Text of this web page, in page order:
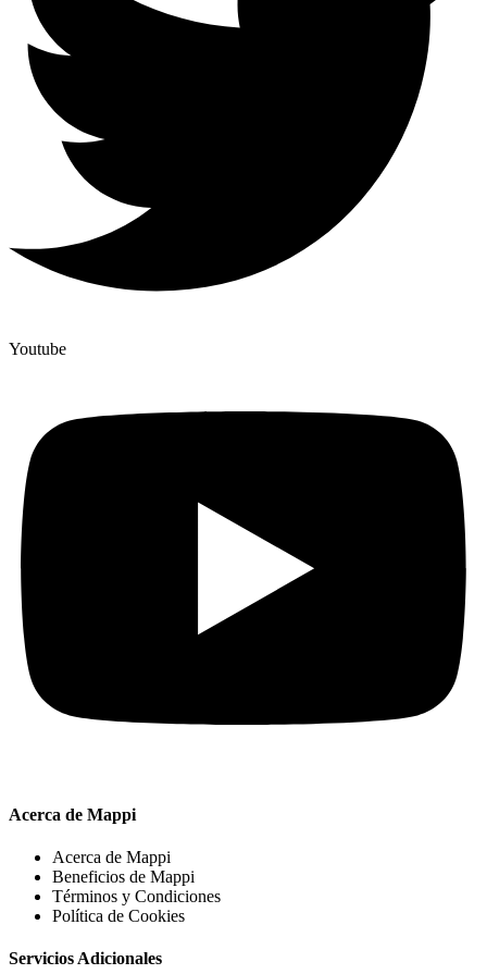
Youtube
Acerca de Mappi
Acerca de Mappi
Beneficios de Mappi
Términos y Condiciones
Política de Cookies
Servicios Adicionales